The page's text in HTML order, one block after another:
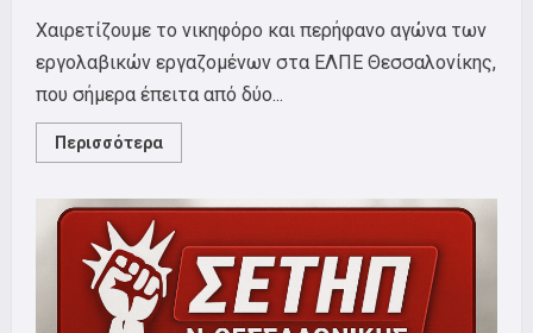
Χαιρετίζουμε το νικηφόρο και περήφανο αγώνα των
εργολαβικών εργαζομένων στα ΕΛΠΕ Θεσσαλονίκης,
που σήμερα έπειτα από δύο...
Περισσότερα
more
των
στα
ΕΛΠΕ
Θεσσαλονίκης!